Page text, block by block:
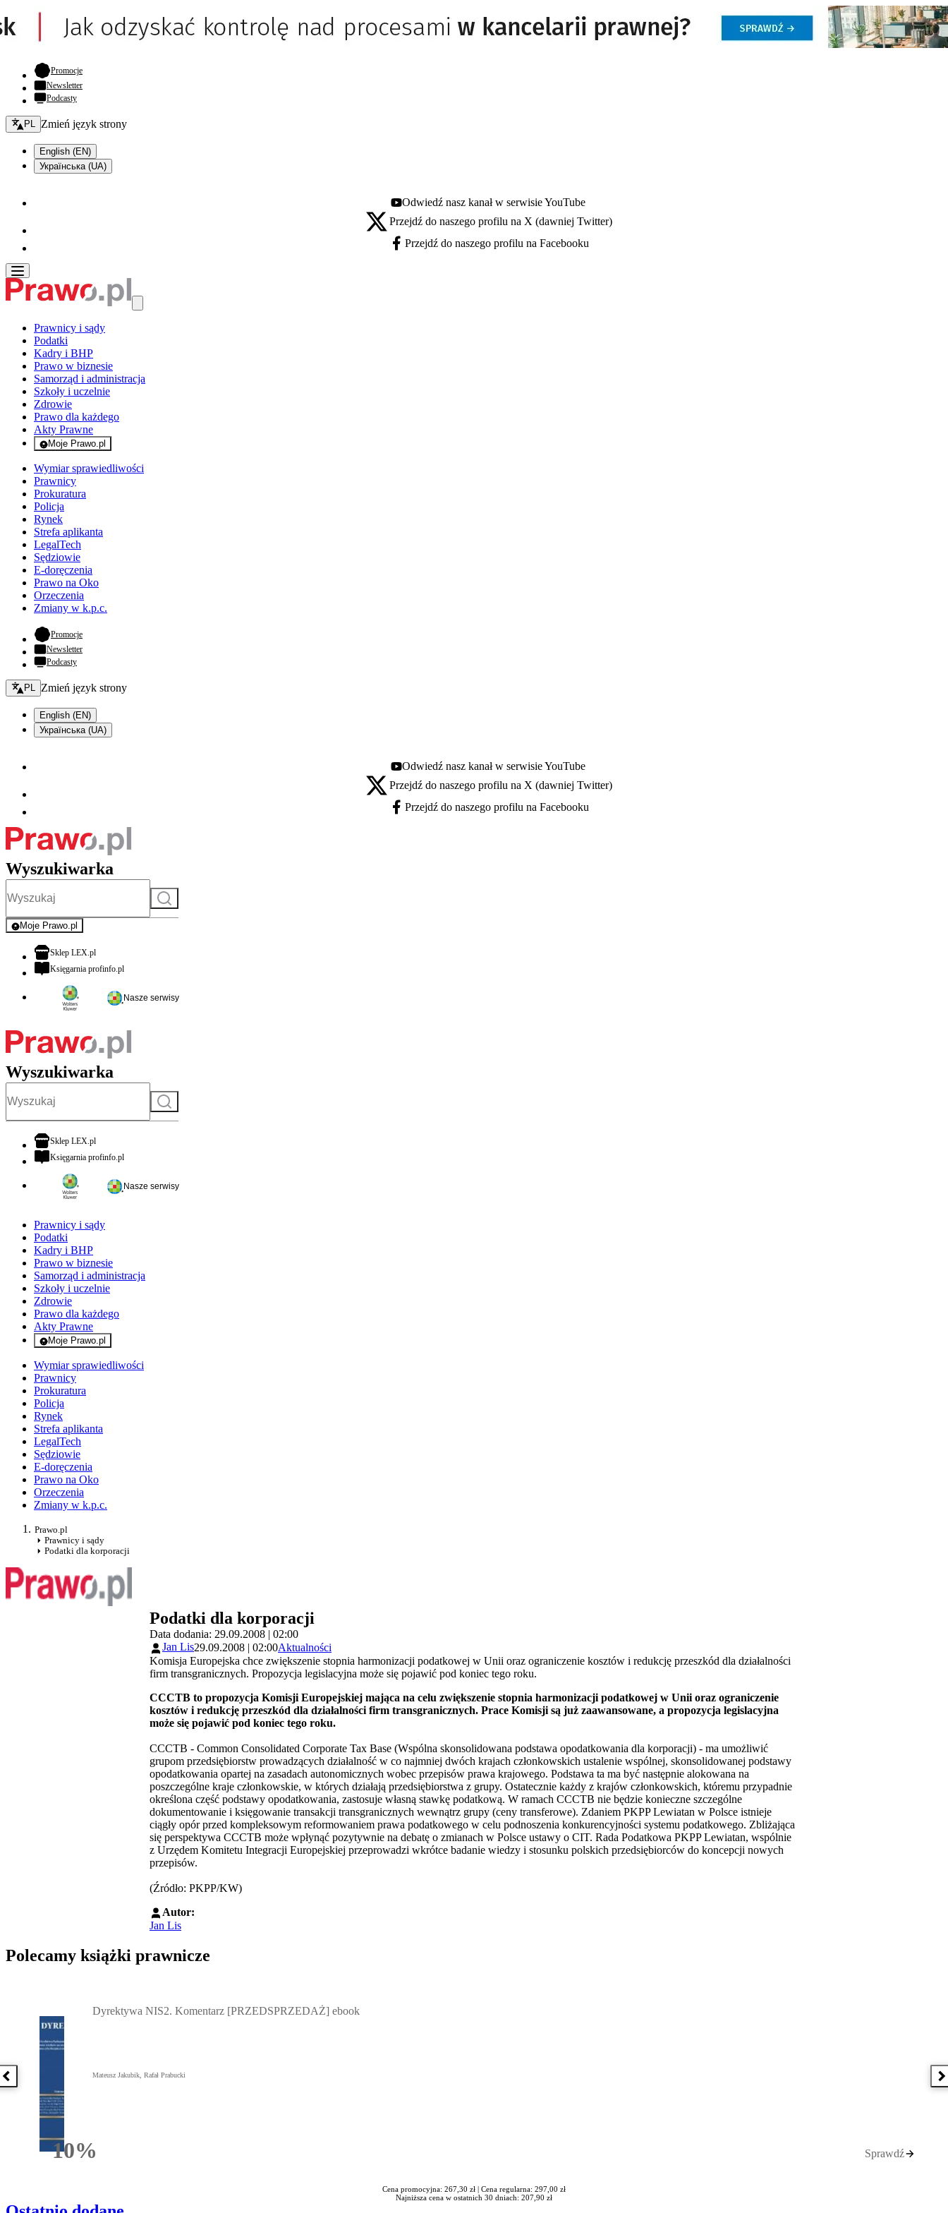
Promocje- otwiera się w nowej karcie
Newsletter
Podcasty
Zmień język - bieżący:
PL Zmień język strony
English (EN)
Українська (UA)
Youtube - otwiera się w nowej karcie
Odwiedź nasz kanał w serwisie YouTube
X - otwiera się w nowej karcie
Przejdź do naszego profilu na X (dawniej Twitter)
Facebook - otwiera się w nowej karcie
Przejdź do naszego profilu na Facebooku
Prawnicy i sądy
Podatki
Kadry i BHP
Prawo w biznesie
Samorząd i administracja
Szkoły i uczelnie
Zdrowie
Prawo dla każdego
Akty Prawne
Moje Prawo.pl
- rejestracja i logowanie do serwisu
Wymiar sprawiedliwości
Prawnicy
Prokuratura
Policja
Rynek
Strefa aplikanta
LegalTech
Sędziowie
E-doręczenia
Prawo na Oko
Orzeczenia
Zmiany w k.p.c.
Promocje- otwiera się w nowej karcie
Newsletter
Podcasty
Zmień język - bieżący:
PL Zmień język strony
English (EN)
Українська (UA)
Youtube - otwiera się w nowej karcie
Odwiedź nasz kanał w serwisie YouTube
X - otwiera się w nowej karcie
Przejdź do naszego profilu na X (dawniej Twitter)
Facebook - otwiera się w nowej karcie
Przejdź do naszego profilu na Facebooku
Wyszukiwarka
Szukaj
Moje Prawo.pl
- rejestracja i logowanie do serwisu
Sklep LEX.plotwiera się w nowej karcie
Księgarnia profinfo.plotwiera się w nowej karcie
Nasze serwisy
Wyszukiwarka
Szukaj
Sklep LEX.plotwiera się w nowej karcie
Księgarnia profinfo.plotwiera się w nowej karcie
Nasze serwisy
Prawnicy i sądy
Podatki
Kadry i BHP
Prawo w biznesie
Samorząd i administracja
Szkoły i uczelnie
Zdrowie
Prawo dla każdego
Akty Prawne
Moje Prawo.pl
- rejestracja i logowanie do serwisu
Wymiar sprawiedliwości
Prawnicy
Prokuratura
Policja
Rynek
Strefa aplikanta
LegalTech
Sędziowie
E-doręczenia
Prawo na Oko
Orzeczenia
Zmiany w k.p.c.
Prawo.pl
Prawnicy i sądy
Podatki dla korporacji
Podatki dla korporacji
Data dodania: 29.09.2008 | 02:00
Jan Lis29.09.2008 | 02:00Aktualności
Komisja Europejska chce zwiększenie stopnia harmonizacji podatkowej w Unii oraz ograniczenie kosztów i redukcję przeszkód dla działalności
firm transgranicznych. Propozycja legislacyjna może się pojawić pod koniec tego roku.
CCCTB to propozycja Komisji Europejskiej mająca na celu zwiększenie stopnia harmonizacji podatkowej w Unii oraz ograniczenie
kosztów i redukcję przeszkód dla działalności firm transgranicznych. Prace Komisji są już zaawansowane, a propozycja legislacyjna
może się pojawić pod koniec tego roku.
CCCTB - Common Consolidated Corporate Tax Base (Wspólna skonsolidowana podstawa opodatkowania dla korporacji) - ma umożliwić
grupom przedsiębiorstw prowadzących działalność w co najmniej dwóch krajach członkowskich ustalenie wspólnej, skonsolidowanej podstawy
opodatkowania opartej na zasadach autonomicznych wobec przepisów prawa krajowego. Podstawa ta ma być następnie alokowana na
poszczególne kraje członkowskie, w których działają przedsiębiorstwa z grupy. Ostatecznie każdy z krajów członkowskich, któremu przypadnie
określona część podstawy opodatkowania, zastosuje własną stawkę podatkową. W ramach CCCTB nie będzie konieczne szczególne
dokumentowanie i księgowanie transakcji transgranicznych wewnątrz grupy (ceny transferowe). Zdaniem PKPP Lewiatan w Polsce istnieje
ciągły opór przed kompleksowym reformowaniem prawa podatkowego w celu podnoszenia konkurencyjności systemu podatkowego. Zbliżająca
się perspektywa CCCTB może wpłynąć pozytywnie na debatę o zmianach w Polsce ustawy o CIT. Rada Podatkowa PKPP Lewiatan, wspólnie
z Urzędem Komitetu Integracji Europejskiej przeprowadzi wkrótce badanie wiedzy i stosunku polskich przedsiębiorców do koncepcji nowych
przepisów.
(Źródło: PKPP/KW)
Autor:
Jan Lis
Polecamy książki prawnicze
Poprzednia książka
10%Rabatu
Dyrektywa NIS2. Komentarz [PRZEDSPRZEDAŻ] ebook
Mateusz Jakubik, Rafał Prabucki
Sprawdź
Cena promocyjna: 267,30 zł | Cena regularna: 297,00 zł
Najniższa cena w ostatnich 30 dniach: 207,90 zł